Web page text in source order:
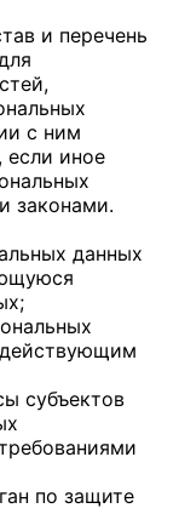
и перечень
с ним
иное
законами.
данных
субъектов
по защите